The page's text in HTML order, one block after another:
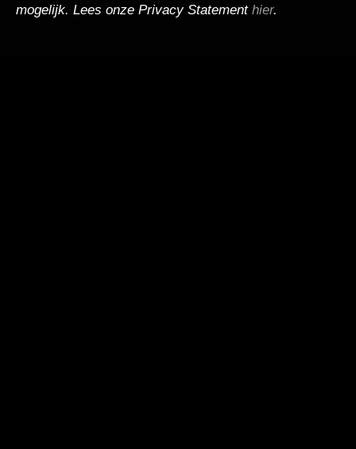
mogelijk. Lees onze Privacy Statement hier.